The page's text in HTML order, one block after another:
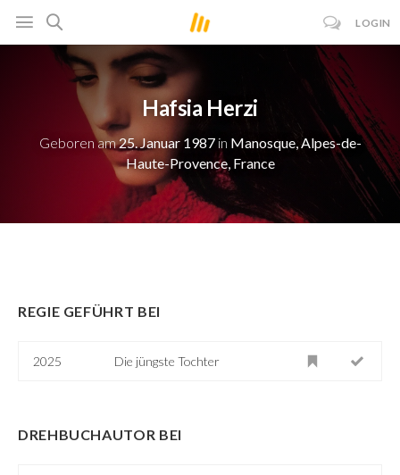
LOGIN
Hafsia Herzi
Geboren am25. Januar 1987in Manosque, Alpes-de-
Haute-Provence, France
REGIE GEFÜHRT BEI
2025 Die jüngste Tochter
DREHBUCHAUTOR BEI